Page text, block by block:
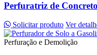
Perfuratriz de
Solicitar produto Ver
Perfuração e Demolição